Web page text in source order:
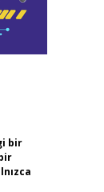
bir